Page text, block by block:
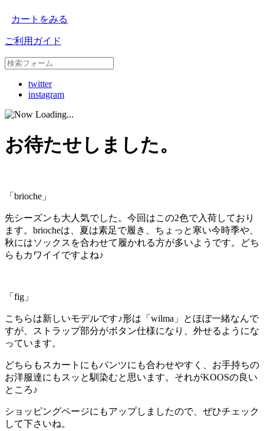
カートをみる
ご利用ガイド
twitter
instagram
お待たせしました。
「brioche」
先シーズンも大人気でした。今回はこの2色で入荷しており
ます。briocheは、夏は素足で履き、ちょっと寒い今時季や、
秋にはソックスを合わせて履かれる方が多いようです。どち
らもカワイイですよね♪
「fig」
こちらは新しいモデルです♪形は「wilma」とほぼ一緒なんで
すが、ストラップ部分がボタン仕様になり、外せるようにな
っています。
どちらもスカートにもパンツにも合わせやすく、お手持ちの
お洋服達にもスッと馴染むと思います。それがKOOSの良い
ところ♪
ショッピングページにもアップしましたので、ぜひチェック
して下さいね。